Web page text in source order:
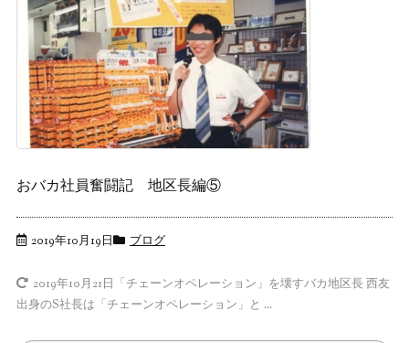
おバカ社員奮闘記 地区長編⑤
2019年10月19日 ブログ
2019年10月21日 「チェーンオペレーション」を壊すバカ地区長 西友
出身のS社長は「チェーンオペレーション」と ...